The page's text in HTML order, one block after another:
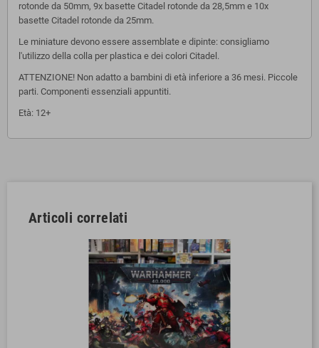
rotonde da 50mm, 9x basette Citadel rotonde da 28,5mm e 10x
basette Citadel rotonde da 25mm.
Le miniature devono essere assemblate e dipinte: consigliamo
l'utilizzo della colla per plastica e dei colori Citadel.
ATTENZIONE! Non adatto a bambini di età inferiore a 36 mesi. Piccole
parti. Componenti essenziali appuntiti.
Età: 12+
Articoli correlati